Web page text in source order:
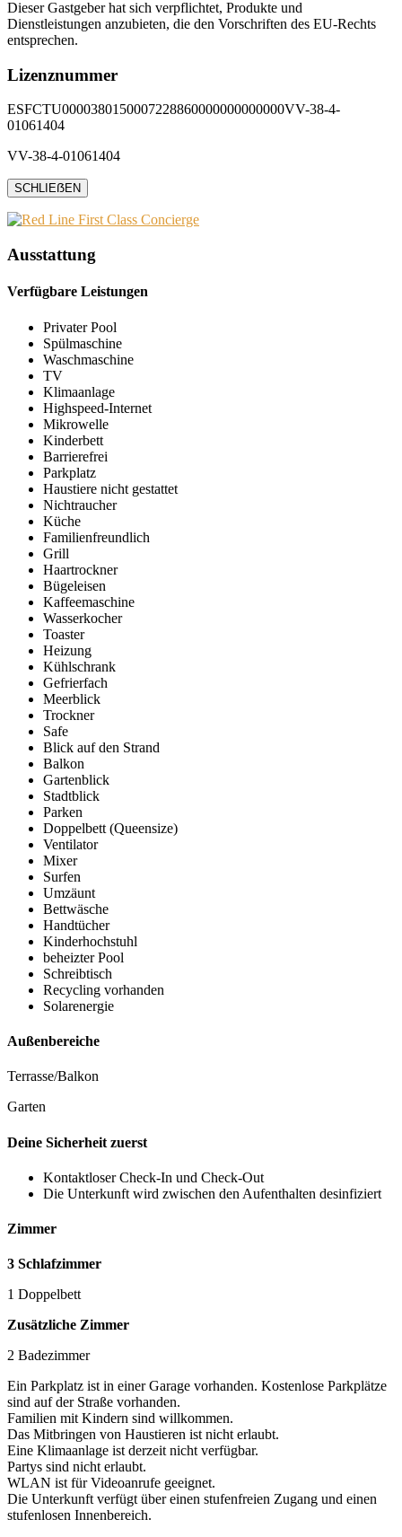
Dieser Gastgeber hat sich verpflichtet, Produkte und
Dienstleistungen anzubieten, die den Vorschriften des EU-Rechts
entsprechen.
Lizenznummer
ESFCTU0000380150007228860000000000000VV-38-4-
01061404
VV-38-4-01061404
SCHLIEẞEN
Ausstattung
Verfügbare Leistungen
Privater Pool
Spülmaschine
Waschmaschine
TV
Klimaanlage
Highspeed-Internet
Mikrowelle
Kinderbett
Barrierefrei
Parkplatz
Haustiere nicht gestattet
Nichtraucher
Küche
Familienfreundlich
Grill
Haartrockner
Bügeleisen
Kaffeemaschine
Wasserkocher
Toaster
Heizung
Kühlschrank
Gefrierfach
Meerblick
Trockner
Safe
Blick auf den Strand
Balkon
Gartenblick
Stadtblick
Parken
Doppelbett (Queensize)
Ventilator
Mixer
Surfen
Umzäunt
Bettwäsche
Handtücher
Kinderhochstuhl
beheizter Pool
Schreibtisch
Recycling vorhanden
Solarenergie
Außenbereiche
Terrasse/Balkon
Garten
Deine Sicherheit zuerst
Kontaktloser Check-In und Check-Out
Die Unterkunft wird zwischen den Aufenthalten desinfiziert
Zimmer
3 Schlafzimmer
1 Doppelbett
Zusätzliche Zimmer
2 Badezimmer
Ein Parkplatz ist in einer Garage vorhanden. Kostenlose Parkplätze
sind auf der Straße vorhanden.
Familien mit Kindern sind willkommen.
Das Mitbringen von Haustieren ist nicht erlaubt.
Eine Klimaanlage ist derzeit nicht verfügbar.
Partys sind nicht erlaubt.
WLAN ist für Videoanrufe geeignet.
Die Unterkunft verfügt über einen stufenfreien Zugang und einen
stufenlosen Innenbereich.